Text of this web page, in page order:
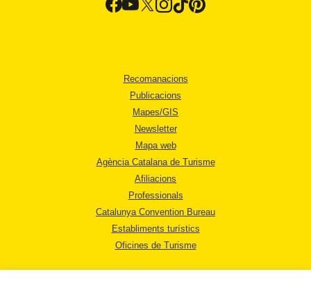
Recomanacions
Publicacions
Mapes/GIS
Newsletter
Mapa web
Agència Catalana de Turisme
Afiliacions
Professionals
Catalunya Convention Bureau
Establiments turístics
Oficines de Turisme